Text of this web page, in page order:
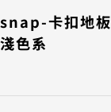
snap-卡扣地板
淺色系